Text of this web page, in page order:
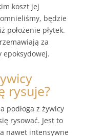
koszt jej
będzie
położenie płytek.
za
epoksydowej.
rysuje?
podłoga z żywicy
rysować. Jest to
nawet intensywne